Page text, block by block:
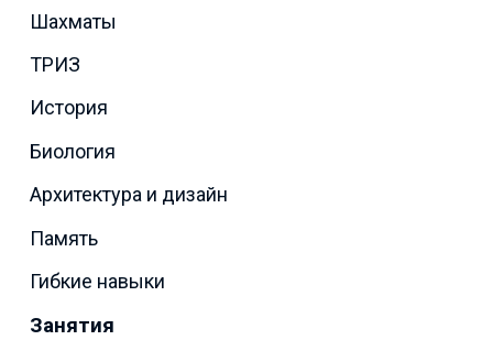
Шахматы
ТРИЗ
История
Биология
Архитектура и дизайн
Память
Гибкие навыки
Занятия